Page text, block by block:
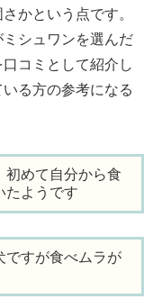
かという点です。
シュワンを選んだ
コミとして紹介し
る方の参考になる
初めて自分から食
たようです
ですが食べムラが